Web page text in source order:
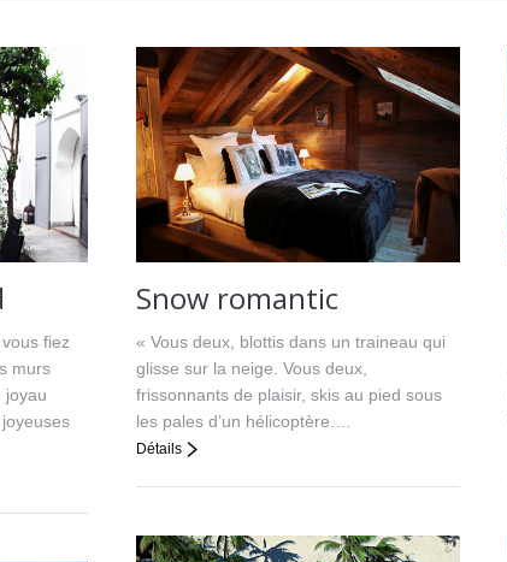
fiez
murs
joyau
Snow romantic
« Vous deux, blottis dans un traineau qui
glisse sur la neige. Vous deux,
frissonnants de plaisir, skis au pied sous
les pales d’un hélicoptère.…
Détails